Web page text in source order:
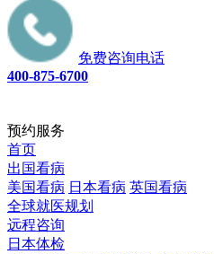
免费咨询电话
400-875-6700
预约服务
首页
出国看病
美国看病 日本看病 英国看病
全球就医规划
远程咨询
日本体检